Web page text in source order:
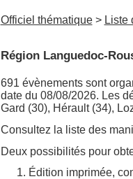
Officiel thématique> Liste
Région Languedoc-
691 évènements sont
date du 08/08/2026. Les
Gard (30), Hérault (34),
Consultez la liste des
Deux possibilités pour
Édition imprimée,